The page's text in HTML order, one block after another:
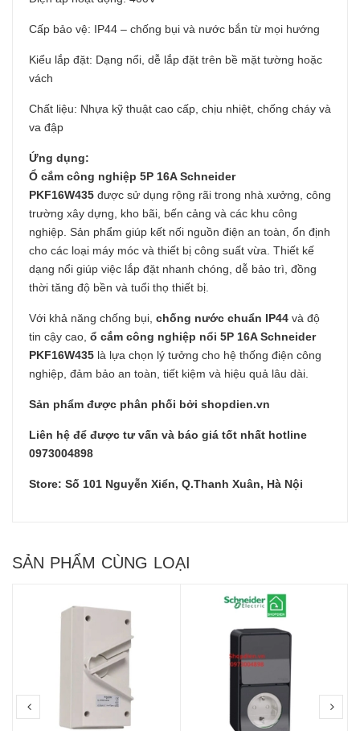
Cấp bảo vệ: IP44 – chống bụi và nước bắn từ mọi hướng
Kiểu lắp đặt: Dạng nổi, dễ lắp đặt trên bề mặt tường hoặc
vách
Chất liệu: Nhựa kỹ thuật cao cấp, chịu nhiệt, chống cháy và
va đập
Ứng dụng:
Ổ cắm công nghiệp 5P 16A Schneider
PKF16W435 được sử dụng rộng rãi trong nhà xưởng, công
trường xây dựng, kho bãi, bến cảng và các khu công
nghiệp. Sản phẩm giúp kết nối nguồn điện an toàn, ổn định
cho các loại máy móc và thiết bị công suất vừa. Thiết kế
dạng nổi giúp việc lắp đặt nhanh chóng, dễ bảo trì, đồng
thời tăng độ bền và tuổi thọ thiết bị.
Với khả năng chống bụi, chống nước chuẩn IP44 và độ
tin cậy cao, ổ cắm công nghiệp nổi 5P 16A Schneider
PKF16W435 là lựa chọn lý tưởng cho hệ thống điện công
nghiệp, đảm bảo an toàn, tiết kiệm và hiệu quả lâu dài.
Sản phẩm được phân phối bởi shopdien.vn
Liên hệ để được tư vấn và báo giá tốt nhất hotline
0973004898
Store: Số 101 Nguyễn Xiển, Q.Thanh Xuân, Hà Nội
SẢN PHẨM CÙNG LOẠI